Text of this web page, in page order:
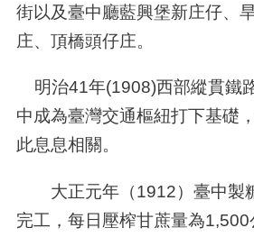
街以及臺中廳藍興堡新庄仔、
庄、頂橋頭仔庄。
明治41年(1908)西部縱貫鐵
中成為臺灣交通樞紐打下基礎
此息息相關。
大正元年（1912）臺中製
完工，每日壓榨甘蔗量為1,500